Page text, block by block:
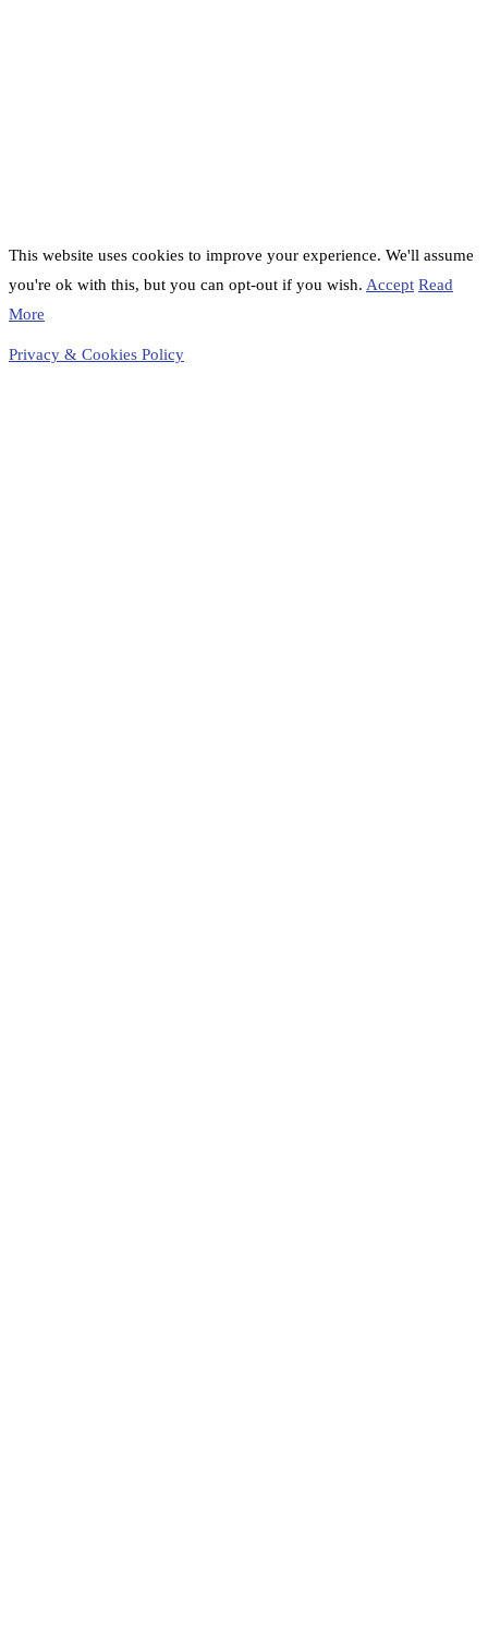
This website uses cookies to improve your experience. We'll assume
you're ok with this, but you can opt-out if you wish. Accept Read
More
Privacy & Cookies Policy